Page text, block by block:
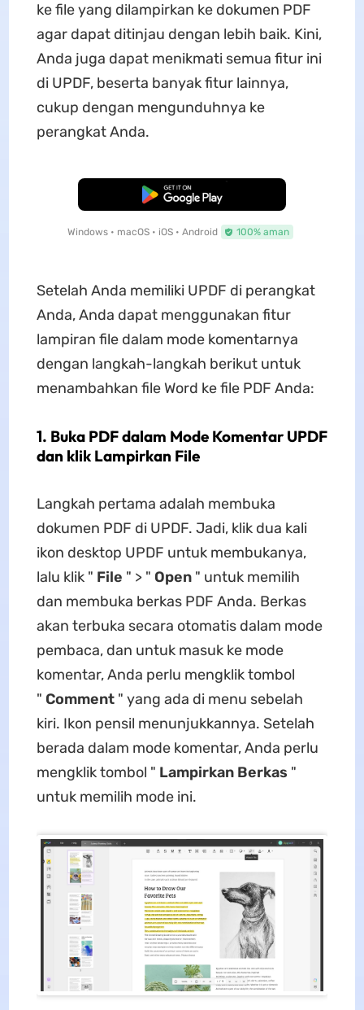
ke file yang dilampirkan ke dokumen PDF
agar dapat ditinjau dengan lebih baik. Kini,
Anda juga dapat menikmati semua fitur ini
di UPDF, beserta banyak fitur lainnya,
cukup dengan mengunduhnya ke
perangkat Anda.
Unduh Gratis
Windows • macOS • iOS • Android 100% aman
Setelah Anda memiliki UPDF di perangkat
Anda, Anda dapat menggunakan fitur
lampiran file dalam mode komentarnya
dengan langkah-langkah berikut untuk
menambahkan file Word ke file PDF Anda:
1. Buka PDF dalam Mode Komentar UPDF
dan klik Lampirkan File
Langkah pertama adalah membuka
dokumen PDF di UPDF. Jadi, klik dua kali
ikon desktop UPDF untuk membukanya,
lalu klik " File " > " Open" untuk memilih
dan membuka berkas PDF Anda. Berkas
akan terbuka secara otomatis dalam mode
pembaca, dan untuk masuk ke mode
komentar, Anda perlu mengklik tombol
" Comment" yang ada di menu sebelah
kiri. Ikon pensil menunjukkannya. Setelah
berada dalam mode komentar, Anda perlu
mengklik tombol " Lampirkan Berkas "
untuk memilih mode ini.